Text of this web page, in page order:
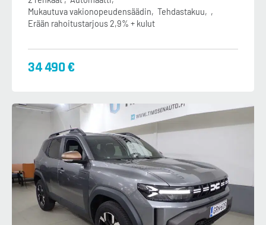
Mukautuva vakionopeudensäädin
Tehdastakuu
Erään rahoitustarjous 2,9% + kulut
34 490 €